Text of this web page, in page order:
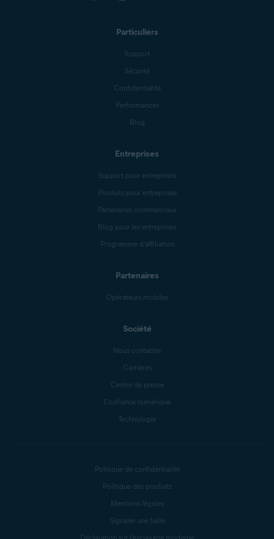
Particuliers
Support
Sécurité
Confidentialité
Performances
Blog
Entreprises
Support pour entreprises
Produits pour entreprises
Partenaires commerciaux
Blog pour les entreprises
Programme d’affiliation
Partenaires
Opérateurs mobiles
Société
Nous contacter
Carrières
Centre de presse
Confiance numérique
Technologie
Politique de confidentialité
Politique des produits
Mentions légales
Signaler une faille